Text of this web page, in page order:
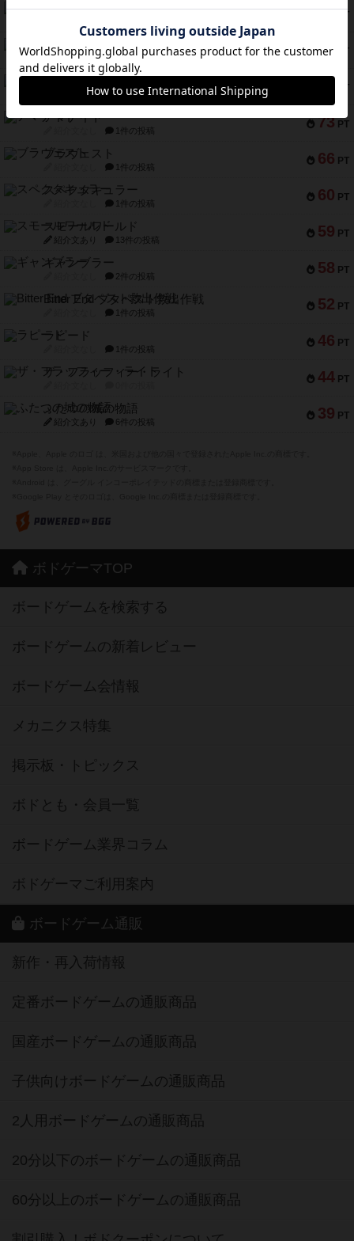
78 PT
インドネシア
75 PT
宵と暁の呪文書
紹介文あり 8件の投稿
PT
紹介文あり 9件の投稿
73 PT
アマナイト
1件の投稿
66 PT
ブラヴェスト
1件の投稿
60 PT
スペクタキュラー
1件の投稿
59 PT
スモールワールド
紹介文あり 13件の投稿
58 PT
ギャンブラー
2件の投稿
52 PT
Bitter End ブタペスト救出作戦
1件の投稿
46 PT
ラピード
1件の投稿
44 PT
ザ・フラッフィー・ライト
39 PT
ふたつの城の物語
紹介文あり 6件の投稿
ボドゲーマTOP
ボードゲームを検索する
ボードゲームの新着レビュー
ボードゲーム会情報
メカニクス特集
掲示板・トピックス
ボドとも・会員一覧
ボードゲーム業界コラム
ボドゲーマご利用案内
ボードゲーム通販
新作・再入荷情報
定番ボードゲームの通販商品
国産ボードゲームの通販商品
子供向けボードゲームの通販商品
2人用ボードゲームの通販商品
20分以下のボードゲームの通販商品
60分以上のボードゲームの通販商品